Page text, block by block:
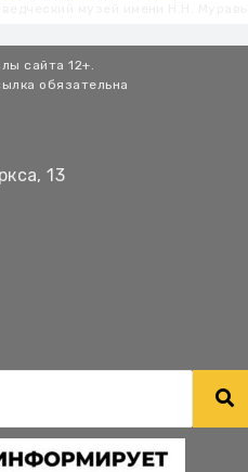
музей имени Н.Н.
сайта 12+.
обязательна
13